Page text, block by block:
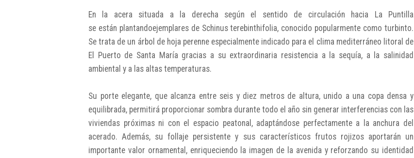
En la acera situada a la derecha según el sentido de circulación hacia La Puntilla
se están plantandoejemplares de Schinus terebinthifolia, conocido popularmente como turbinto.
Se trata de un árbol de hoja perenne especialmente indicado para el clima mediterráneo litoral de
El Puerto de Santa María gracias a su extraordinaria resistencia a la sequía, a la salinidad
ambiental y a las altas temperaturas.
Su porte elegante, que alcanza entre seis y diez metros de altura, unido a una copa densa y
equilibrada, permitirá proporcionar sombra durante todo el año sin generar interferencias con las
viviendas próximas ni con el espacio peatonal, adaptándose perfectamente a la anchura del
acerado. Además, su follaje persistente y sus característicos frutos rojizos aportarán un
importante valor ornamental, enriqueciendo la imagen de la avenida y reforzando su identidad